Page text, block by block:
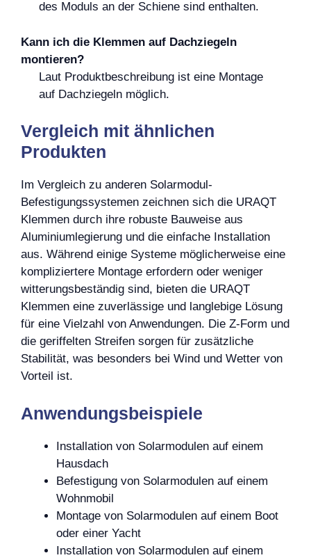
des Moduls an der Schiene sind enthalten.
Kann ich die Klemmen auf Dachziegeln
montieren?
Laut Produktbeschreibung ist eine Montage
auf Dachziegeln möglich.
Vergleich mit ähnlichen
Produkten
Im Vergleich zu anderen Solarmodul-
Befestigungssystemen zeichnen sich die URAQT
Klemmen durch ihre robuste Bauweise aus
Aluminiumlegierung und die einfache Installation
aus. Während einige Systeme möglicherweise eine
kompliziertere Montage erfordern oder weniger
witterungsbeständig sind, bieten die URAQT
Klemmen eine zuverlässige und langlebige Lösung
für eine Vielzahl von Anwendungen. Die Z-Form und
die geriffelten Streifen sorgen für zusätzliche
Stabilität, was besonders bei Wind und Wetter von
Vorteil ist.
Anwendungsbeispiele
Installation von Solarmodulen auf einem
Hausdach
Befestigung von Solarmodulen auf einem
Wohnmobil
Montage von Solarmodulen auf einem Boot
oder einer Yacht
Installation von Solarmodulen auf einem